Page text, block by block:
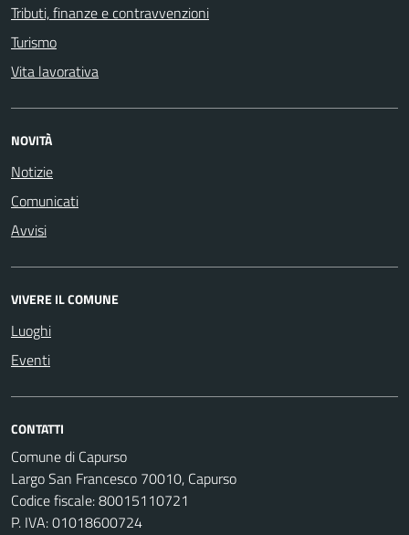
Tributi, finanze e contravvenzioni
Turismo
Vita lavorativa
NOVITÀ
Notizie
Comunicati
Avvisi
VIVERE IL COMUNE
Luoghi
Eventi
CONTATTI
Comune di Capurso
Largo San Francesco 70010, Capurso
Codice fiscale: 80015110721
P. IVA: 01018600724